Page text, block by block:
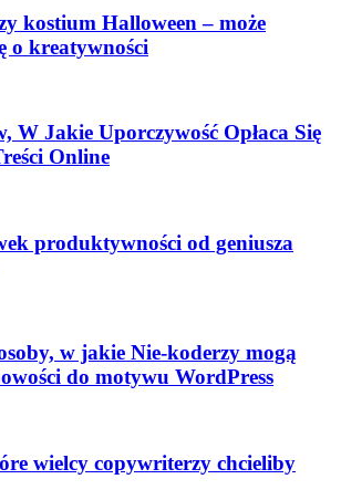
kostium Halloween – może
o kreatywności
W Jakie Uporczywość Opłaca Się
Online
produktywności od geniusza
w jakie Nie-koderzy mogą
do motywu WordPress
wielcy copywriterzy chcieliby